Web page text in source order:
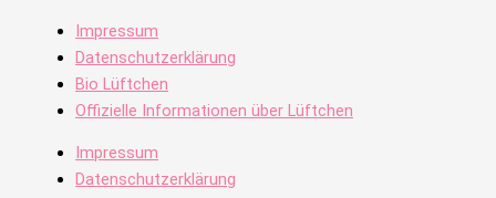
Impressum
Datenschutzerklärung
Bio Lüftchen
Offizielle Informationen über Lüftchen
Impressum
Datenschutzerklärung